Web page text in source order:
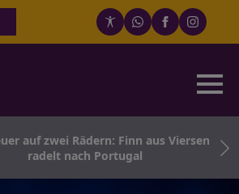
auf zwei Rädern: Finn aus Viersen
radelt nach Portugal